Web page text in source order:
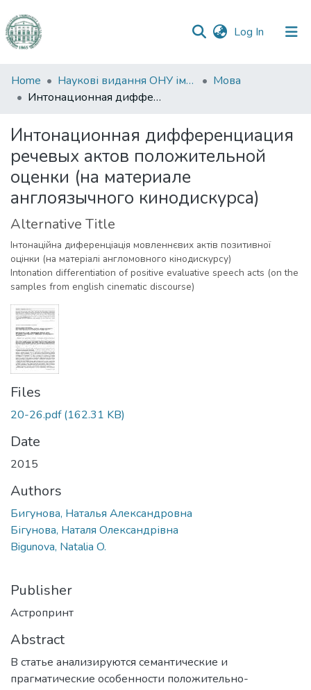
Log In (current)
Communities
&
All of DSpace
Statistics
Home Наукові видання ОНУ імені І. І. Мечникова
Мова
Интонационная дифференциация речевых актов положительной оценки (на материале англоязычного кинодискурса)
Интонационная дифференциация
речевых актов положительной
оценки (на материале
англоязычного кинодискурса)
Alternative Title
Інтонаційна диференціація мовленнєвих актів позитивної
оцінки (на матеріалі англомовного кінодискурсу)
Intonation differentiation of positive evaluative speech acts (on the
samples from english cinematic discourse)
Files
20-26.pdf(162.31 KB)
Date
2015
Authors
Бигунова, Наталья Александровна
Бігунова, Наталя Олександрівна
Bigunova, Natalia O.
Publisher
Астропринт
Abstract
В статье анализируются семантические и
прагматические особенности положительно-